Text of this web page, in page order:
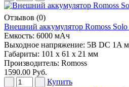
Отзывов (0)
Внешний аккумулятор Romoss Solo
Емкость: 6000 мАч
Выходное напряжение: 5В DC 1A
Габариты: 101 х 61 х 21 мм
Производитель: Romoss
1590.00 Руб.
Купить